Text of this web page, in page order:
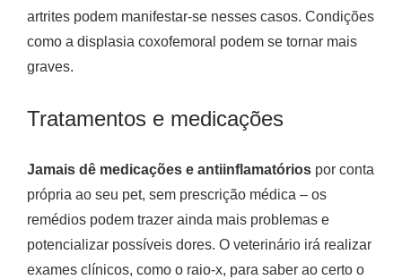
artrites podem manifestar-se nesses casos. Condições
como a displasia coxofemoral podem se tornar mais
graves.
Tratamentos e medicações
Jamais dê medicações e antiinflamatórios por conta
própria ao seu pet, sem prescrição médica – os
remédios podem trazer ainda mais problemas e
potencializar possíveis dores. O veterinário irá realizar
exames clínicos, como o raio-x, para saber ao certo o